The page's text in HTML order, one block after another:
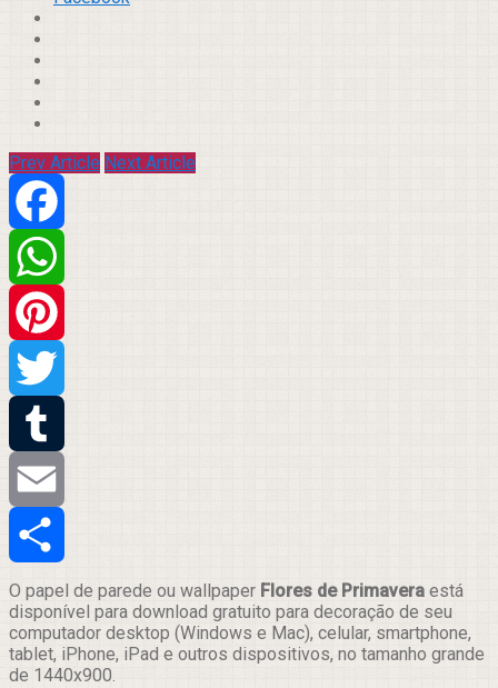
Prev Article Next Article
Facebook
WhatsApp
Pinterest
Twitter
Tumblr
Email
Compartilhar
O papel de parede ou wallpaper Flores de Primavera está
disponível para download gratuito para decoração de seu
computador desktop (Windows e Mac), celular, smartphone,
tablet, iPhone, iPad e outros dispositivos, no tamanho grande
de 1440x900.